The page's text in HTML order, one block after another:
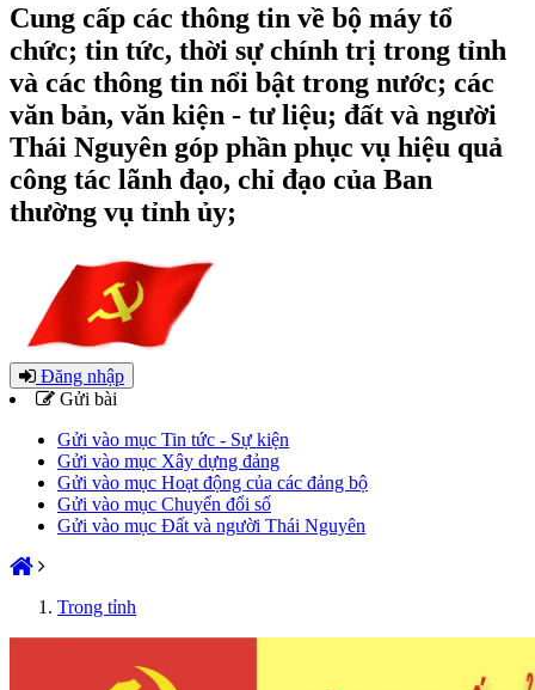
Cung cấp các thông tin về bộ máy tổ
chức; tin tức, thời sự chính trị trong tỉnh
và các thông tin nổi bật trong nước; các
văn bản, văn kiện - tư liệu; đất và người
Thái Nguyên góp phần phục vụ hiệu quả
công tác lãnh đạo, chỉ đạo của Ban
thường vụ tỉnh ủy;
Đăng nhập
Gửi bài
Gửi vào mục Tin tức - Sự kiện
Gửi vào mục Xây dựng đảng
Gửi vào mục Hoạt động của các đảng bộ
Gửi vào mục Chuyển đổi số
Gửi vào mục Đất và người Thái Nguyên
Trong tỉnh